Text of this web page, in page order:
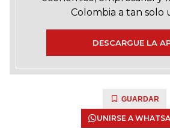
Colombia a tan solo
DESCARGUE LA
GUARDAR
UNIRSE A